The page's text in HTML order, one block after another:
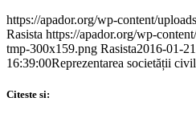
https://apador.org/wp-content/
Rasista https://apador.org/wp-
tmp-300x159.png Rasista2016-01-
16:39:00Reprezentarea societății
Citeste si: